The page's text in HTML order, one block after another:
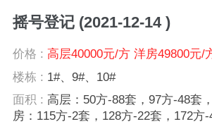
摇号登记 (2021-12-14 )
价格 : 高层40000元/方 洋房49800元/
楼栋 : 1#、9#、10#
面积 : 高层：50方-88套，97方-48套
房：115方-2套，128方-22套，172方-